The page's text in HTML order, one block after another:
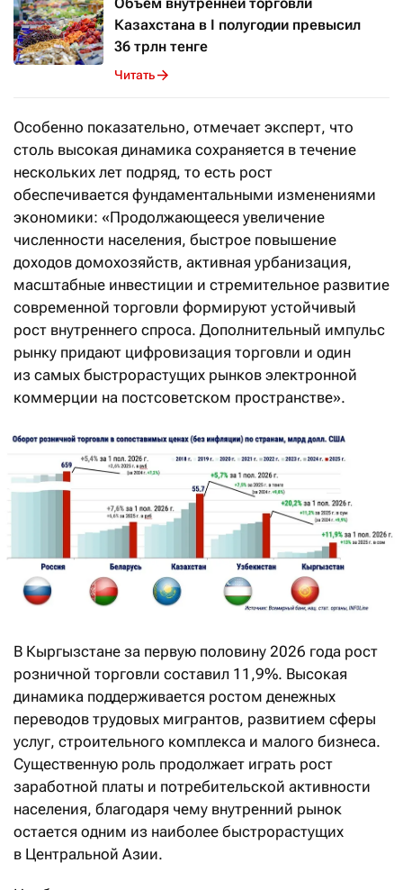
Казахстана в I полугодии превысил
36 трлн тенге
Читать
Особенно показательно, отмечает эксперт, что
столь высокая динамика сохраняется в течение
нескольких лет подряд, то есть рост
обеспечивается фундаментальными изменениями
экономики: «Продолжающееся увеличение
численности населения, быстрое повышение
доходов домохозяйств, активная урбанизация,
масштабные инвестиции и стремительное развитие
современной торговли формируют устойчивый
рост внутреннего спроса. Дополнительный импульс
рынку придают цифровизация торговли и один
из самых быстрорастущих рынков электронной
коммерции на постсоветском пространстве».
В Кыргызстане за первую половину 2026 года рост
розничной торговли составил 11,9%. Высокая
динамика поддерживается ростом денежных
переводов трудовых мигрантов, развитием сферы
услуг, строительного комплекса и малого бизнеса.
Существенную роль продолжает играть рост
заработной платы и потребительской активности
населения, благодаря чему внутренний рынок
остается одним из наиболее быстрорастущих
в Центральной Азии.